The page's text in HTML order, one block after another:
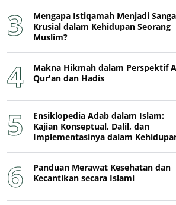
Mengapa Istiqamah Menjadi
Krusial dalam Kehidupan Seorang
Muslim?
Makna Hikmah dalam Perspektif
Qur'an dan Hadis
Ensiklopedia Adab dalam Islam:
Kajian Konseptual, Dalil, dan
Implementasinya dalam
Panduan Merawat Kesehatan dan
Kecantikan secara Islami